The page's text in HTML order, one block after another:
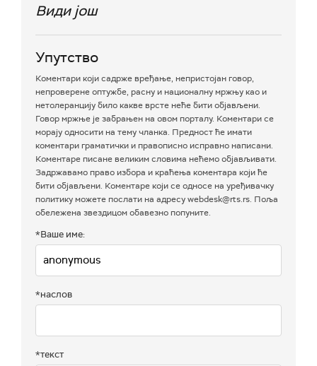
Види још
Упутство
Коментари који садрже вређање, непристојан говор,
непроверене оптужбе, расну и националну мржњу као и
нетолеранцију било какве врсте неће бити објављени.
Говор мржње је забрањен на овом порталу. Коментари се
морају односити на тему чланка. Предност ће имати
коментари граматички и правописно исправно написани.
Коментаре писане великим словима нећемо објављивати.
Задржавамо право избора и краћења коментара који ће
бити објављени. Коментаре који се односе на уређивачку
политику можете послати на адресу webdesk@rts.rs. Поља
обележена звездицом обавезно попуните.
*Ваше име:
*наслов
*текст